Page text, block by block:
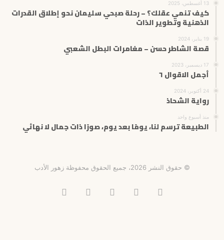
13 أغسطس، 2025
كيف تنمي عقلك؟ – رحلة صبحي سليمان نحو إطلاق القدرات
الذهنية وتطوير الذات
19 يناير، 2024
قصة الشاطر حسن – مغامرات البطل الشعبي
17 ديسمبر، 2023
أجمل الاقوال ٦
24 أكتوبر، 2024
رواية الشحاذ
منذ أسبوع واحد
الطبيعة ترسم لنا، يومًا بعد يوم، صورًا ذات جمال لا نهائي
© حقوق النشر 2026، جميع الحقوق محفوظة زهور الأدب
فيسبوك انستقرامتيلقرام